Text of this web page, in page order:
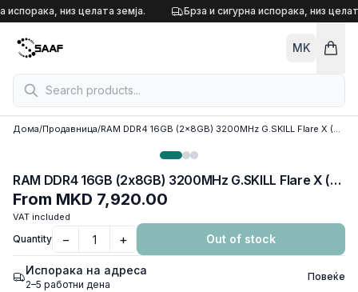
Skip to content
испорака, низ целата земја. Брза и сигурна испорака, низ
MK
Дома/Продавница/ RAM DDR4 16GB (2x8GB) 3200MHz G.SKILL Flare X (For AMD Ryzen) F4-3200C16D-16GFX
RAM DDR4 16GB (2x8GB) 3200MHz G.SKILL Flare X (For AMD Ryzen) F4-3200C16D-16GFX
From MKD 7,920.00
VAT included
Quantity − + Out of stock
Испорака на адреса
2–5 работни дена
Повеќе